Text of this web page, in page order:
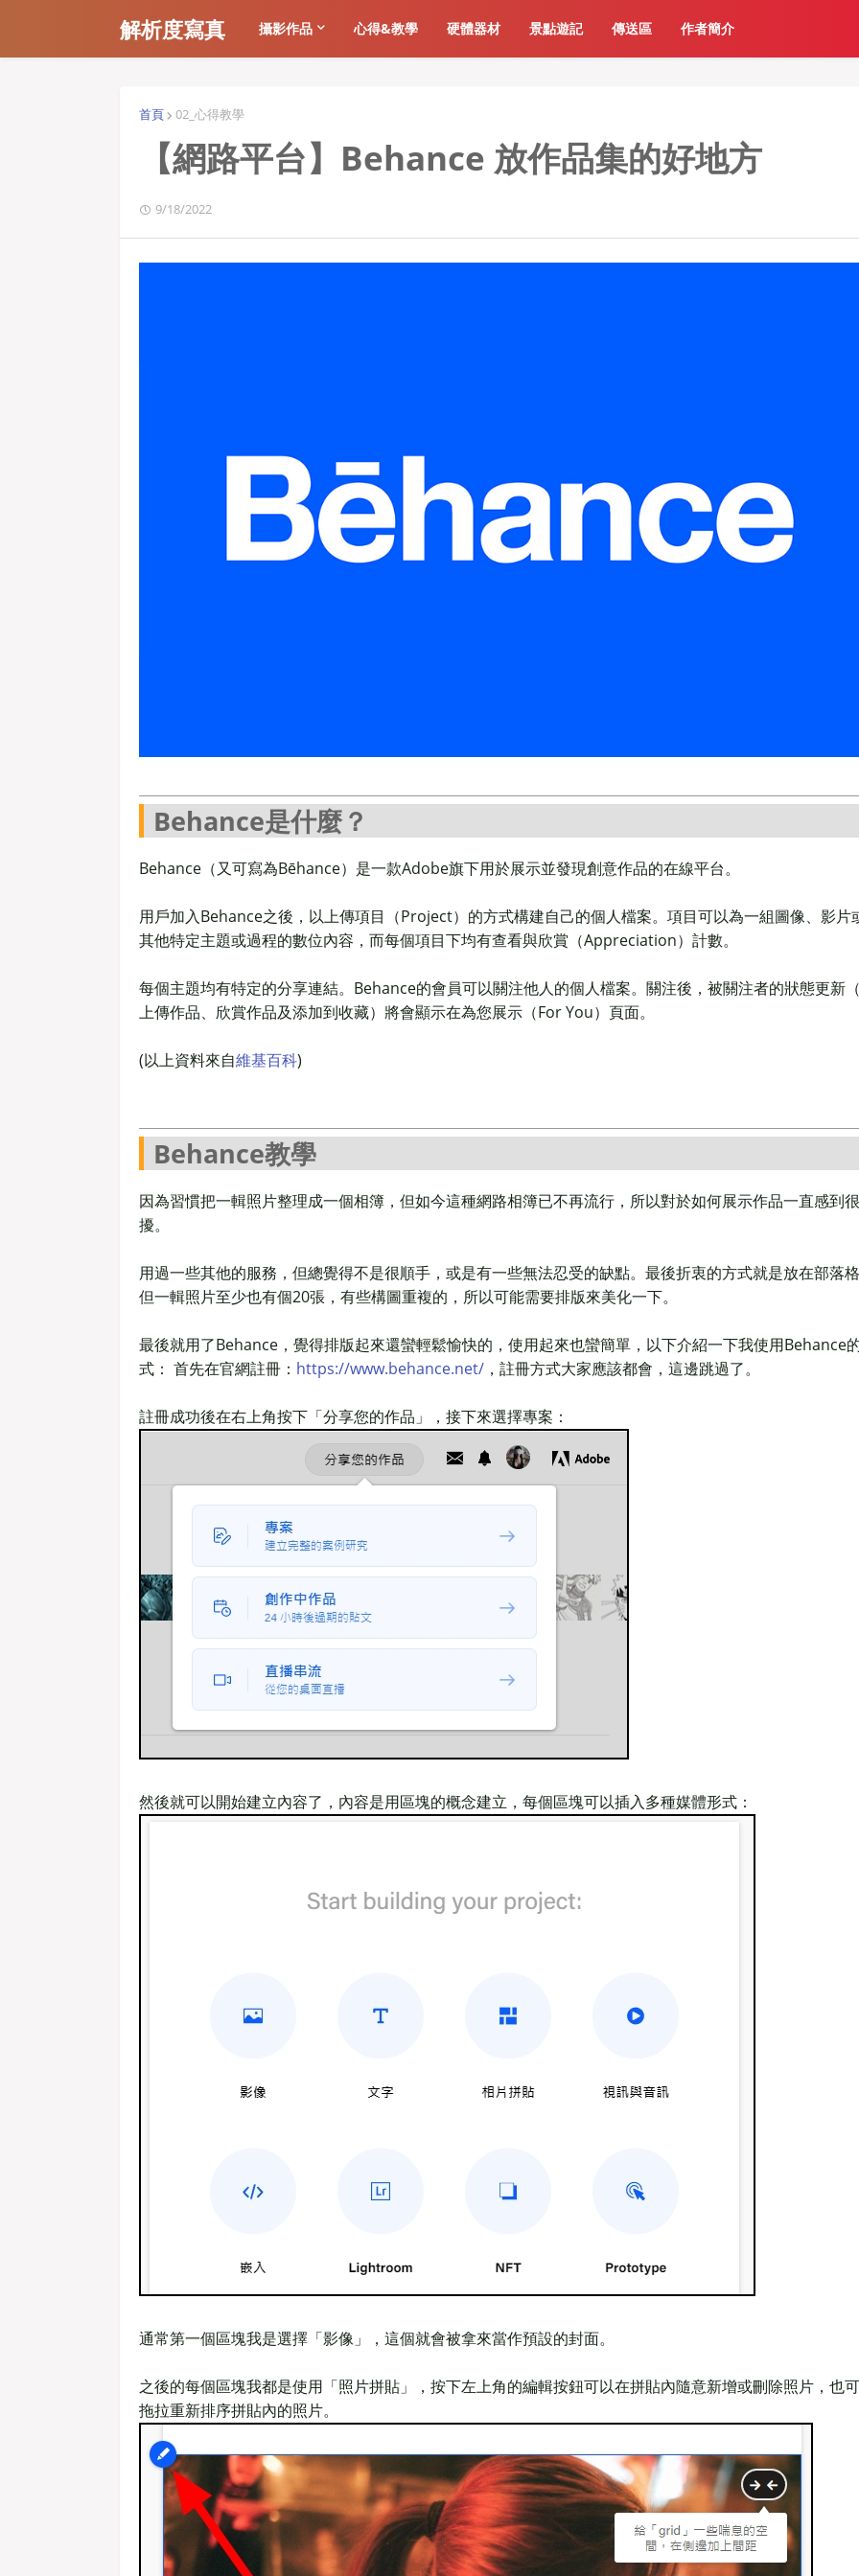
解析度寫真 攝影作品 心得&教學 硬體器材 景點遊記 傳送區 作者簡介
首頁 02_心得教學
【網路平台】Behance 放作品集的好地方
9/18/2022
Behance是什麼？
Behance（又可寫為Bēhance）是一款Adobe旗下用於展示並發現創意作品的在線平台。
用戶加入Behance之後，以上傳項目（Project）的方式構建自己的個人檔案。項目可以為一組圖像、影片
其他特定主題或過程的數位內容，而每個項目下均有查看與欣賞（Appreciation）計數。
每個主題均有特定的分享連結。Behance的會員可以關注他人的個人檔案。關注後，被關注者的狀態更新
上傳作品、欣賞作品及添加到收藏）將會顯示在為您展示（For You）頁面。
(以上資料來自維基百科)
Behance教學
因為習慣把一輯照片整理成一個相簿，但如今這種網路相簿已不再流行，所以對於如何展示作品一直感到
擾。
用過一些其他的服務，但總覺得不是很順手，或是有一些無法忍受的缺點。最後折衷的方式就是放在部落
但一輯照片至少也有個20張，有些構圖重複的，所以可能需要排版來美化一下。
最後就用了Behance，覺得排版起來還蠻輕鬆愉快的，使用起來也蠻簡單，以下介紹一下我使用Behance
式： 首先在官網註冊： https://www.behance.net/ ，註冊方式大家應該都會，這邊跳過了。
註冊成功後在右上角按下「分享您的作品」，接下來選擇專案：
然後就可以開始建立內容了，內容是用區塊的概念建立，每個區塊可以插入多種媒體形式：
通常第一個區塊我是選擇「影像」，這個就會被拿來當作預設的封面。
之後的每個區塊我都是使用「照片拼貼」，按下左上角的編輯按鈕可以在拼貼內隨意新增或刪除照片，也
拖拉重新排序拼貼內的照片。